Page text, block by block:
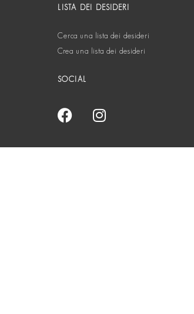
LISTA DEI DESIDERI
Cerca una lista dei desideri
Crea una lista dei desideri
SOCIAL